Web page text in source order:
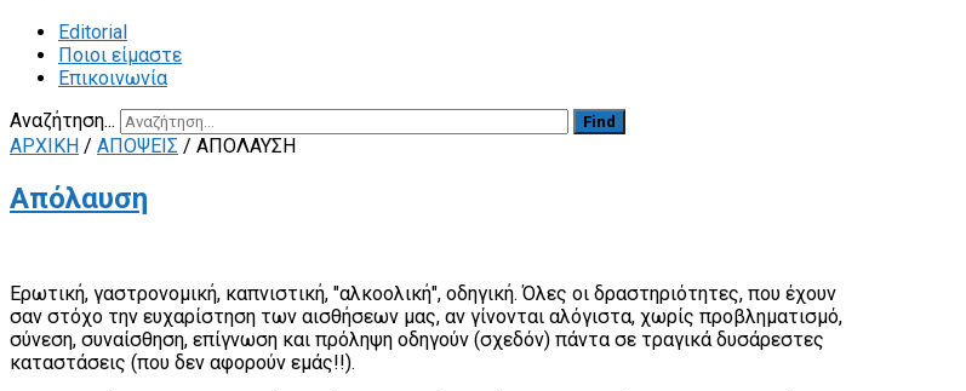
Editorial
Ποιοι είμαστε
Επικοινωνία
Αναζήτηση...
Find
ΑΡΧΙΚΗ / ΑΠΟΨΕΙΣ / ΑΠΌΛΑΥΣΗ
Απόλαυση
Ερωτική, γαστρονομική, καπνιστική, "αλκοολική", οδηγική. Όλες οι δραστηριότητες, που έχουν
σαν στόχο την ευχαρίστηση των αισθήσεων μας, αν γίνονται αλόγιστα, χωρίς προβληματισμό,
σύνεση, συναίσθηση, επίγνωση και πρόληψη οδηγούν (σχεδόν) πάντα σε τραγικά δυσάρεστες
καταστάσεις (που δεν αφορούν εμάς!!).